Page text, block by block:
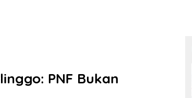
PNF Bukan